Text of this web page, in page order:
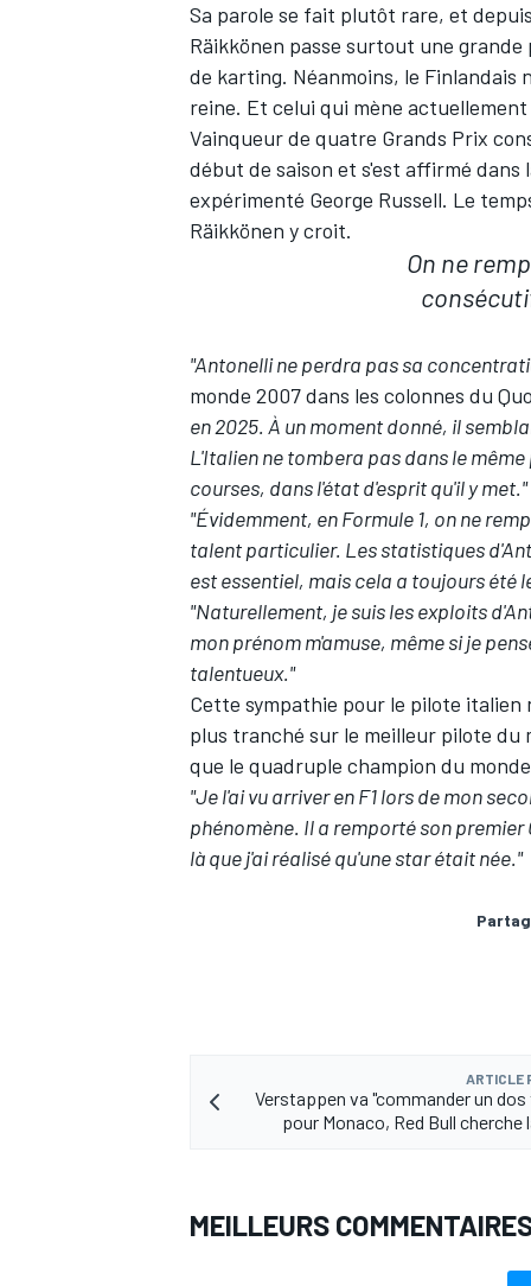
WEC
Sa parole se fait plutôt rare, et
Räikkönen passe surtout une grande
de karting. Néanmoins, le Finlandais
reine. Et celui qui mène
Vainqueur de quatre Grands Prix
début de saison et s'est affirmé
expérimenté George Russell. Le
Räikkönen y croit.
On ne
"Antonelli ne perdra pas sa
monde 2007 dans les colonnes du
en 2025. À un moment donné, il
L'Italien ne tombera pas dans le
courses, dans l'état d'esprit qu'il y met."
"Évidemment, en Formule 1, on ne
talent particulier. Les statistiques
est essentiel, mais cela a toujours été
"Naturellement, je suis les exploits
mon prénom m'amuse, même si je
talentueux."
Cette sympathie pour le pilote italien
plus tranché sur le meilleur pilote du
que le quadruple champion du monde
"Je l'ai vu arriver en F1 lors de mon
phénomène. Il a remporté son premier
là que j'ai réalisé qu'une star était née."
ARTICLE
Verstappen va "commander un
pour Monaco, Red Bull cherche
MEILLEURS